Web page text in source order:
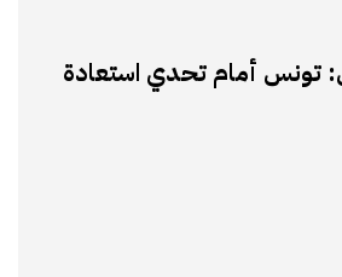
تونس أمام تحدي استعادة